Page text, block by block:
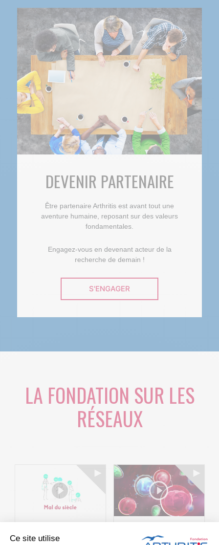
Ce site utilise
DEVENIR PARTENAIRE
Être partenaire Arthritis est avant tout une
aventure humaine, reposant sur des valeurs
fondamentales.
Engagez-vous en devenant acteur de la
recherche de demain !
S'ENGAGER
LA FONDATION SUR LES
RÉSEAUX
Le projet BACK-
Arthritis4Cure -